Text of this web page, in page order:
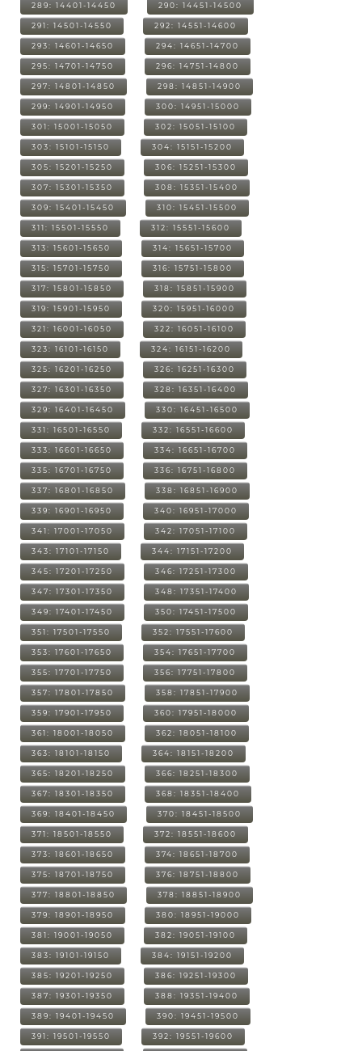
289: 14401-14450 290: 14451-14500
291: 14501-14550 292: 14551-14600
293: 14601-14650 294: 14651-14700
295: 14701-14750 296: 14751-14800
297: 14801-14850 298: 14851-14900
299: 14901-14950 300: 14951-15000
301: 15001-15050 302: 15051-15100
303: 15101-15150 304: 15151-15200
305: 15201-15250 306: 15251-15300
307: 15301-15350 308: 15351-15400
309: 15401-15450 310: 15451-15500
311: 15501-15550 312: 15551-15600
313: 15601-15650 314: 15651-15700
315: 15701-15750 316: 15751-15800
317: 15801-15850 318: 15851-15900
319: 15901-15950 320: 15951-16000
321: 16001-16050 322: 16051-16100
323: 16101-16150 324: 16151-16200
325: 16201-16250 326: 16251-16300
327: 16301-16350 328: 16351-16400
329: 16401-16450 330: 16451-16500
331: 16501-16550 332: 16551-16600
333: 16601-16650 334: 16651-16700
335: 16701-16750 336: 16751-16800
337: 16801-16850 338: 16851-16900
339: 16901-16950 340: 16951-17000
341: 17001-17050 342: 17051-17100
343: 17101-17150 344: 17151-17200
345: 17201-17250 346: 17251-17300
347: 17301-17350 348: 17351-17400
349: 17401-17450 350: 17451-17500
351: 17501-17550 352: 17551-17600
353: 17601-17650 354: 17651-17700
355: 17701-17750 356: 17751-17800
357: 17801-17850 358: 17851-17900
359: 17901-17950 360: 17951-18000
361: 18001-18050 362: 18051-18100
363: 18101-18150 364: 18151-18200
365: 18201-18250 366: 18251-18300
367: 18301-18350 368: 18351-18400
369: 18401-18450 370: 18451-18500
371: 18501-18550 372: 18551-18600
373: 18601-18650 374: 18651-18700
375: 18701-18750 376: 18751-18800
377: 18801-18850 378: 18851-18900
379: 18901-18950 380: 18951-19000
381: 19001-19050 382: 19051-19100
383: 19101-19150 384: 19151-19200
385: 19201-19250 386: 19251-19300
387: 19301-19350 388: 19351-19400
389: 19401-19450 390: 19451-19500
391: 19501-19550 392: 19551-19600